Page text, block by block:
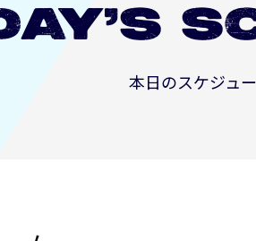
本日のスケジュ